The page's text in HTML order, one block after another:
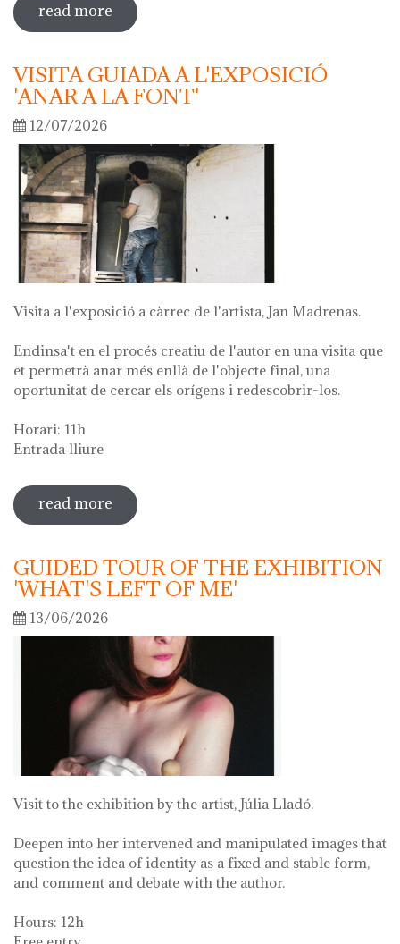
read more sobre 76ª festa del càntir
VISITA GUIADA A L'EXPOSICIÓ
'ANAR A LA FONT'
12/07/2026
Visita a l'exposició a càrrec de l'artista, Jan Madrenas.
Endinsa't en el procés creatiu de l'autor en una visita que
et permetrà anar més enllà de l'objecte final, una
oportunitat de cercar els orígens i redescobrir-los.
Horari: 11h
Entrada lliure
read more sobre visita guiada a l'exposició 'anar a
la font'
GUIDED TOUR OF THE EXHIBITION
'WHAT'S LEFT OF ME'
13/06/2026
Visit to the exhibition by the artist, Júlia Lladó.
Deepen into her intervened and manipulated images that
question the idea of identity as a fixed and stable form,
and comment and debate with the author.
Hours: 12h